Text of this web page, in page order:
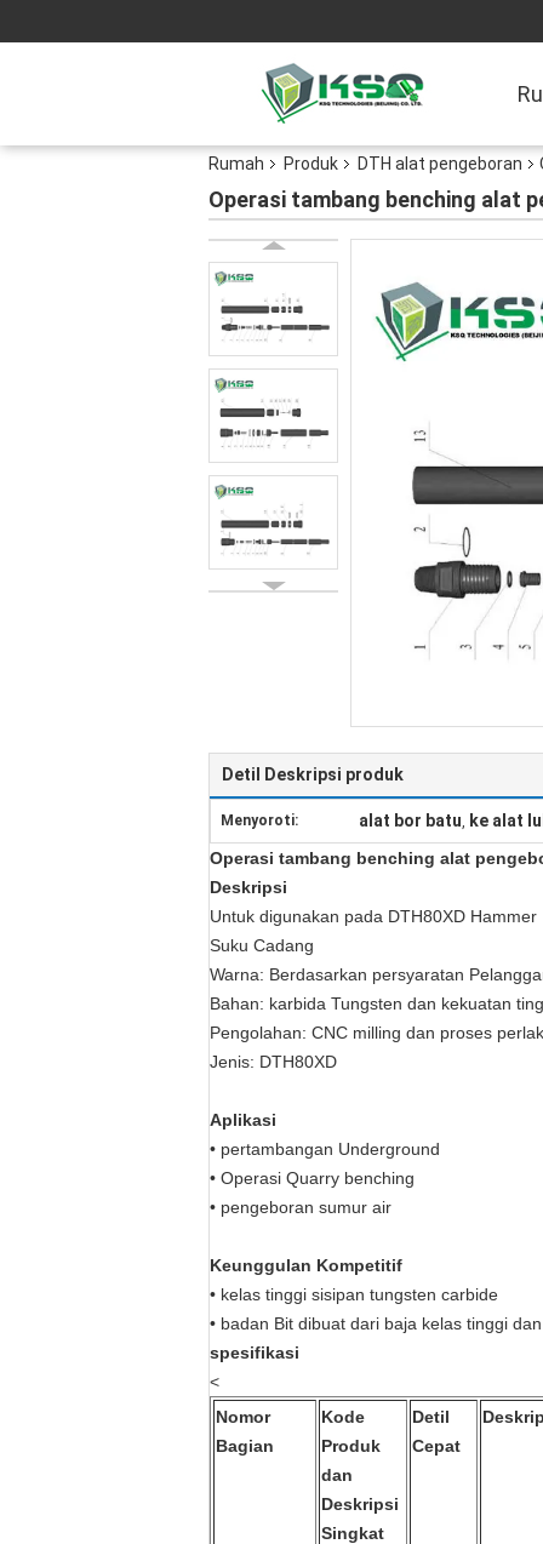
Rumah Produk DTH alat pengeboran
Operasi tambang benching alat
Detil Deskripsi produk
Menyoroti: alat bor batu, ke alat
Operasi tambang benching alat
Deskripsi
Untuk digunakan pada DTH80XD Hammer
Suku Cadang
Warna: Berdasarkan persyaratan
Bahan: karbida Tungsten dan kekuatan
Pengolahan: CNC milling dan proses
Jenis: DTH80XD
Aplikasi
• pertambangan Underground
• Operasi Quarry benching
• pengeboran sumur air
Keunggulan Kompetitif
• kelas tinggi sisipan tungsten carbide
• badan Bit dibuat dari baja kelas tinggi
spesifikasi
<
Nomor
Bagian
Kode
Produk
dan
Deskripsi
Singkat
Detil
Cepat